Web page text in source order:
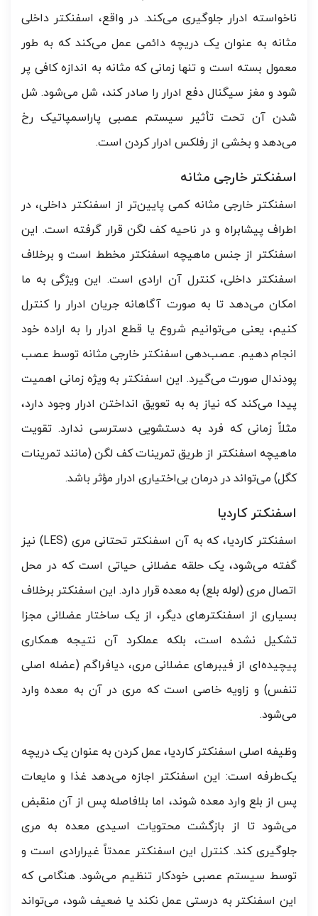
ناخواسته ادرار جلوگیری می‌کند. در واقع، اسفنکتر داخلی
مثانه به عنوان یک دریچه دائمی عمل می‌کند که به طور
معمول بسته است و تنها زمانی که مثانه به اندازه کافی پر
شود و مغز سیگنال دفع ادرار را صادر کند، شل می‌شود. شل
شدن آن تحت تأثیر سیستم عصبی پاراسمپاتیک رخ
می‌دهد و بخشی از رفلکس ادرار کردن است.
اسفنکتر خارجی مثانه
اسفنکتر خارجی مثانه کمی پایین‌تر از اسفنکتر داخلی، در
اطراف پیشابراه و در ناحیه کف لگن قرار گرفته است. این
اسفنکتر از جنس ماهیچه اسفنکتر مخطط است و برخلاف
اسفنکتر داخلی، کنترل آن ارادی است. این ویژگی به ما
امکان می‌دهد تا به صورت آگاهانه جریان ادرار را کنترل
کنیم، یعنی می‌توانیم شروع یا قطع ادرار را به اراده خود
انجام دهیم. عصب‌دهی اسفنکتر خارجی مثانه توسط عصب
پودندال صورت می‌گیرد. این اسفنکتر به ویژه زمانی اهمیت
پیدا می‌کند که نیاز به به تعویق انداختن ادرار وجود دارد،
مثلاً زمانی که فرد به دستشویی دسترسی ندارد. تقویت
ماهیچه اسفنکتر از طریق تمرینات کف لگن (مانند تمرینات
کگل) می‌تواند در درمان بی‌اختیاری ادرار مؤثر باشد.
اسفنکتر کاردیا
اسفنکتر کاردیا، که به آن اسفنکتر تحتانی مری (LES) نیز
گفته می‌شود، یک حلقه عضلانی حیاتی است که در محل
اتصال مری (لوله بلع) به معده قرار دارد. این اسفنکتر برخلاف
بسیاری از اسفنکترهای دیگر، از یک ساختار عضلانی مجزا
تشکیل نشده است، بلکه عملکرد آن نتیجه همکاری
پیچیده‌ای از فیبرهای عضلانی مری، دیافراگم (عضله اصلی
تنفس) و زاویه خاصی است که مری در آن به معده وارد
می‌شود.
وظیفه اصلی اسفنکتر کاردیا، عمل کردن به عنوان یک دریچه
یک‌طرفه است: این اسفنکتر اجازه می‌دهد غذا و مایعات
پس از بلع وارد معده شوند، اما بلافاصله پس از آن منقبض
می‌شود تا از بازگشت محتویات اسیدی معده به مری
جلوگیری کند. کنترل این اسفنکتر عمدتاً غیرارادی است و
توسط سیستم عصبی خودکار تنظیم می‌شود. هنگامی که
این اسفنکتر به درستی عمل نکند یا ضعیف شود، می‌تواند